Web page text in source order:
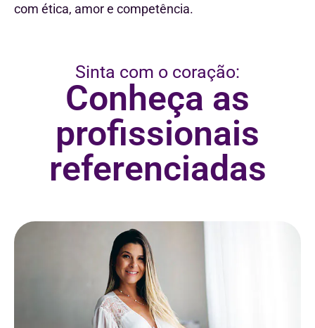
com ética, amor e competência.
Sinta com o coração:
Conheça as
profissionais
referenciadas